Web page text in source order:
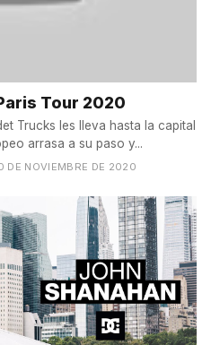
Tour 2020
Trucks les lleva hasta la capital
arrasa a su paso y...
DE NOVIEMBRE DE 2020